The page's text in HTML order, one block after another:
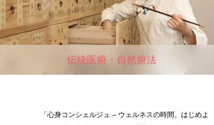
伝統医療・自然療法
「心身コンシェルジュ – ウェルネスの時間、はじめよ